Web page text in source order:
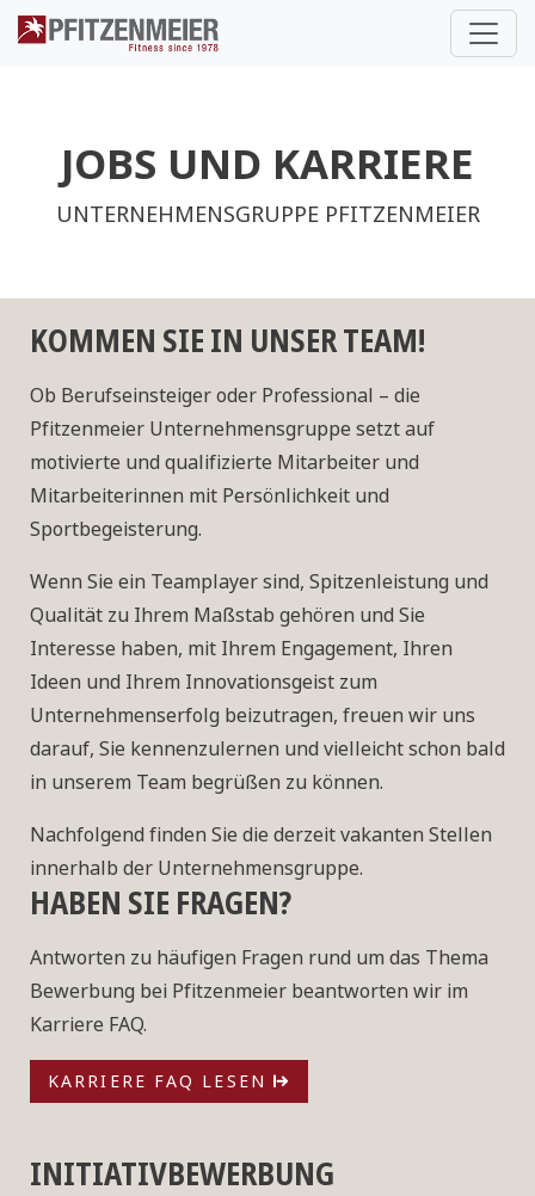
JOBS UND KARRIERE
UNTERNEHMENSGRUPPE PFITZENMEIER
KOMMEN SIE IN UNSER TEAM!
Ob Berufseinsteiger oder Professional – die
Pfitzenmeier Unternehmensgruppe setzt auf
motivierte und qualifizierte Mitarbeiter und
Mitarbeiterinnen mit Persönlichkeit und
Sportbegeisterung.
Wenn Sie ein Teamplayer sind, Spitzenleistung und
Qualität zu Ihrem Maßstab gehören und Sie
Interesse haben, mit Ihrem Engagement, Ihren
Ideen und Ihrem Innovationsgeist zum
Unternehmenserfolg beizutragen, freuen wir uns
darauf, Sie kennenzulernen und vielleicht schon bald
in unserem Team begrüßen zu können.
Nachfolgend finden Sie die derzeit vakanten Stellen
innerhalb der Unternehmensgruppe.
HABEN SIE FRAGEN?
Antworten zu häufigen Fragen rund um das Thema
Bewerbung bei Pfitzenmeier beantworten wir im
Karriere FAQ.
KARRIERE FAQ LESEN
INITIATIVBEWERBUNG